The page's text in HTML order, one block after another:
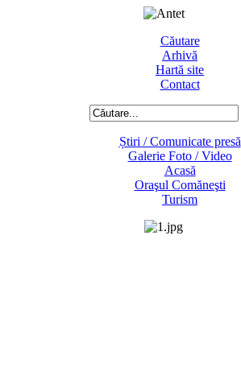
Căutare
Arhivă
Hartă site
Contact
Știri / Comunicate presă
Galerie Foto / Video
Acasă
Oraşul Comăneşti
Turism